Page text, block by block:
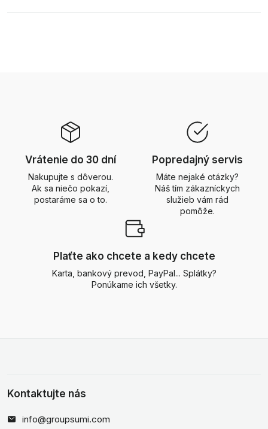
Vrátenie do 30 dní
Nakupujte s dôverou.
Ak sa niečo pokazí,
postaráme sa o to.
Popredajný servis
Máte nejaké otázky?
Náš tím zákazníckych
služieb vám rád
pomôže.
Plaťte ako chcete a kedy chcete
Karta, bankový prevod, PayPal... Splátky?
Ponúkame ich všetky.
Kontaktujte nás
info@groupsumi.com